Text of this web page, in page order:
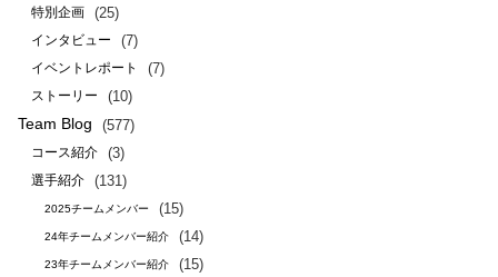
特別企画 (25)
インタビュー (7)
イベントレポート (7)
ストーリー (10)
Team Blog (577)
コース紹介 (3)
選手紹介 (131)
2025チームメンバー (15)
24年チームメンバー紹介 (14)
23年チームメンバー紹介 (15)